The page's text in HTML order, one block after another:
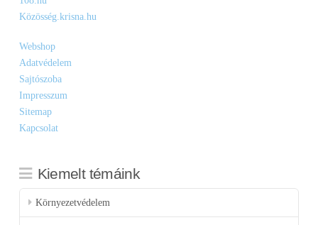
Közösség.krisna.hu
Webshop
Adatvédelem
Sajtószoba
Impresszum
Sitemap
Kapcsolat
Kiemelt témáink
Környezetvédelem